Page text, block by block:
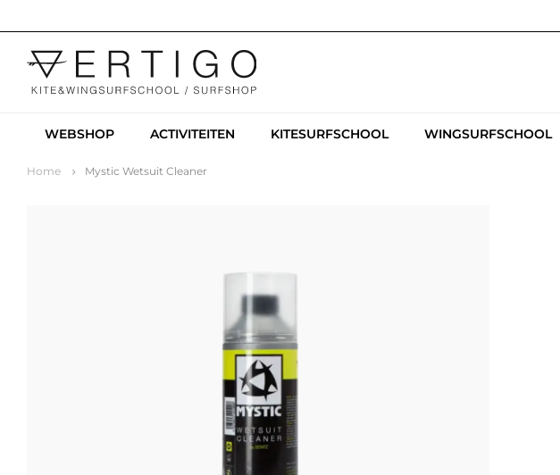
WEBSHOP ACTIVITEITEN KITESURFSCHOOL WINGSURFSCHOOL
Home Mystic Wetsuit Cleaner